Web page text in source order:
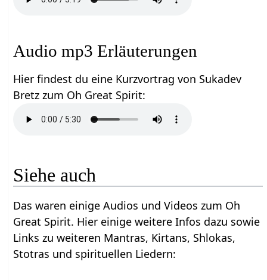
Audio mp3 Erläuterungen
Hier findest du eine Kurzvortrag von Sukadev
Bretz zum Oh Great Spirit:
Siehe auch
Das waren einige Audios und Videos zum Oh
Great Spirit. Hier einige weitere Infos dazu sowie
Links zu weiteren Mantras, Kirtans, Shlokas,
Stotras und spirituellen Liedern: